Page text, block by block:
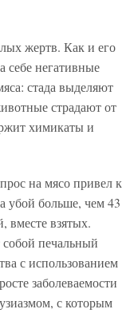
жертв. Как и его
себе негативные
стада выделяют
страдают от
химикаты и
на мясо привел к
убой больше, чем 43
вместе взятых.
собой печальный
с использованием
заболеваемости
с которым